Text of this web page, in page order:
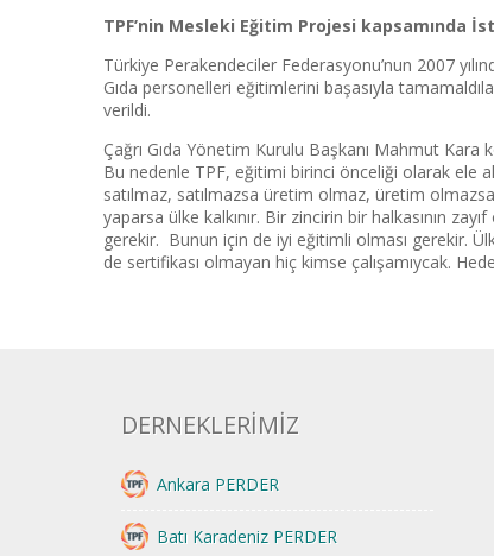
TPF’nin Mesleki Eğitim Projesi kapsamında
Türkiye Perakendeciler Federasyonu’nun 2007
Gıda personelleri eğitimlerini başasıyla
verildi.
Çağrı Gıda Yönetim Kurulu Başkanı Mahmut
Bu nedenle TPF, eğitimi birinci önceliği olarak ele
satılmaz, satılmazsa üretim olmaz, üretim
yaparsa ülke kalkınır. Bir zincirin bir halkasının
gerekir. Bunun için de iyi eğitimli olması gerekir.
de sertifikası olmayan hiç kimse çalışamıycak.
DERNEKLERİMİZ
Ankara PERDER
Batı Karadeniz PERDER